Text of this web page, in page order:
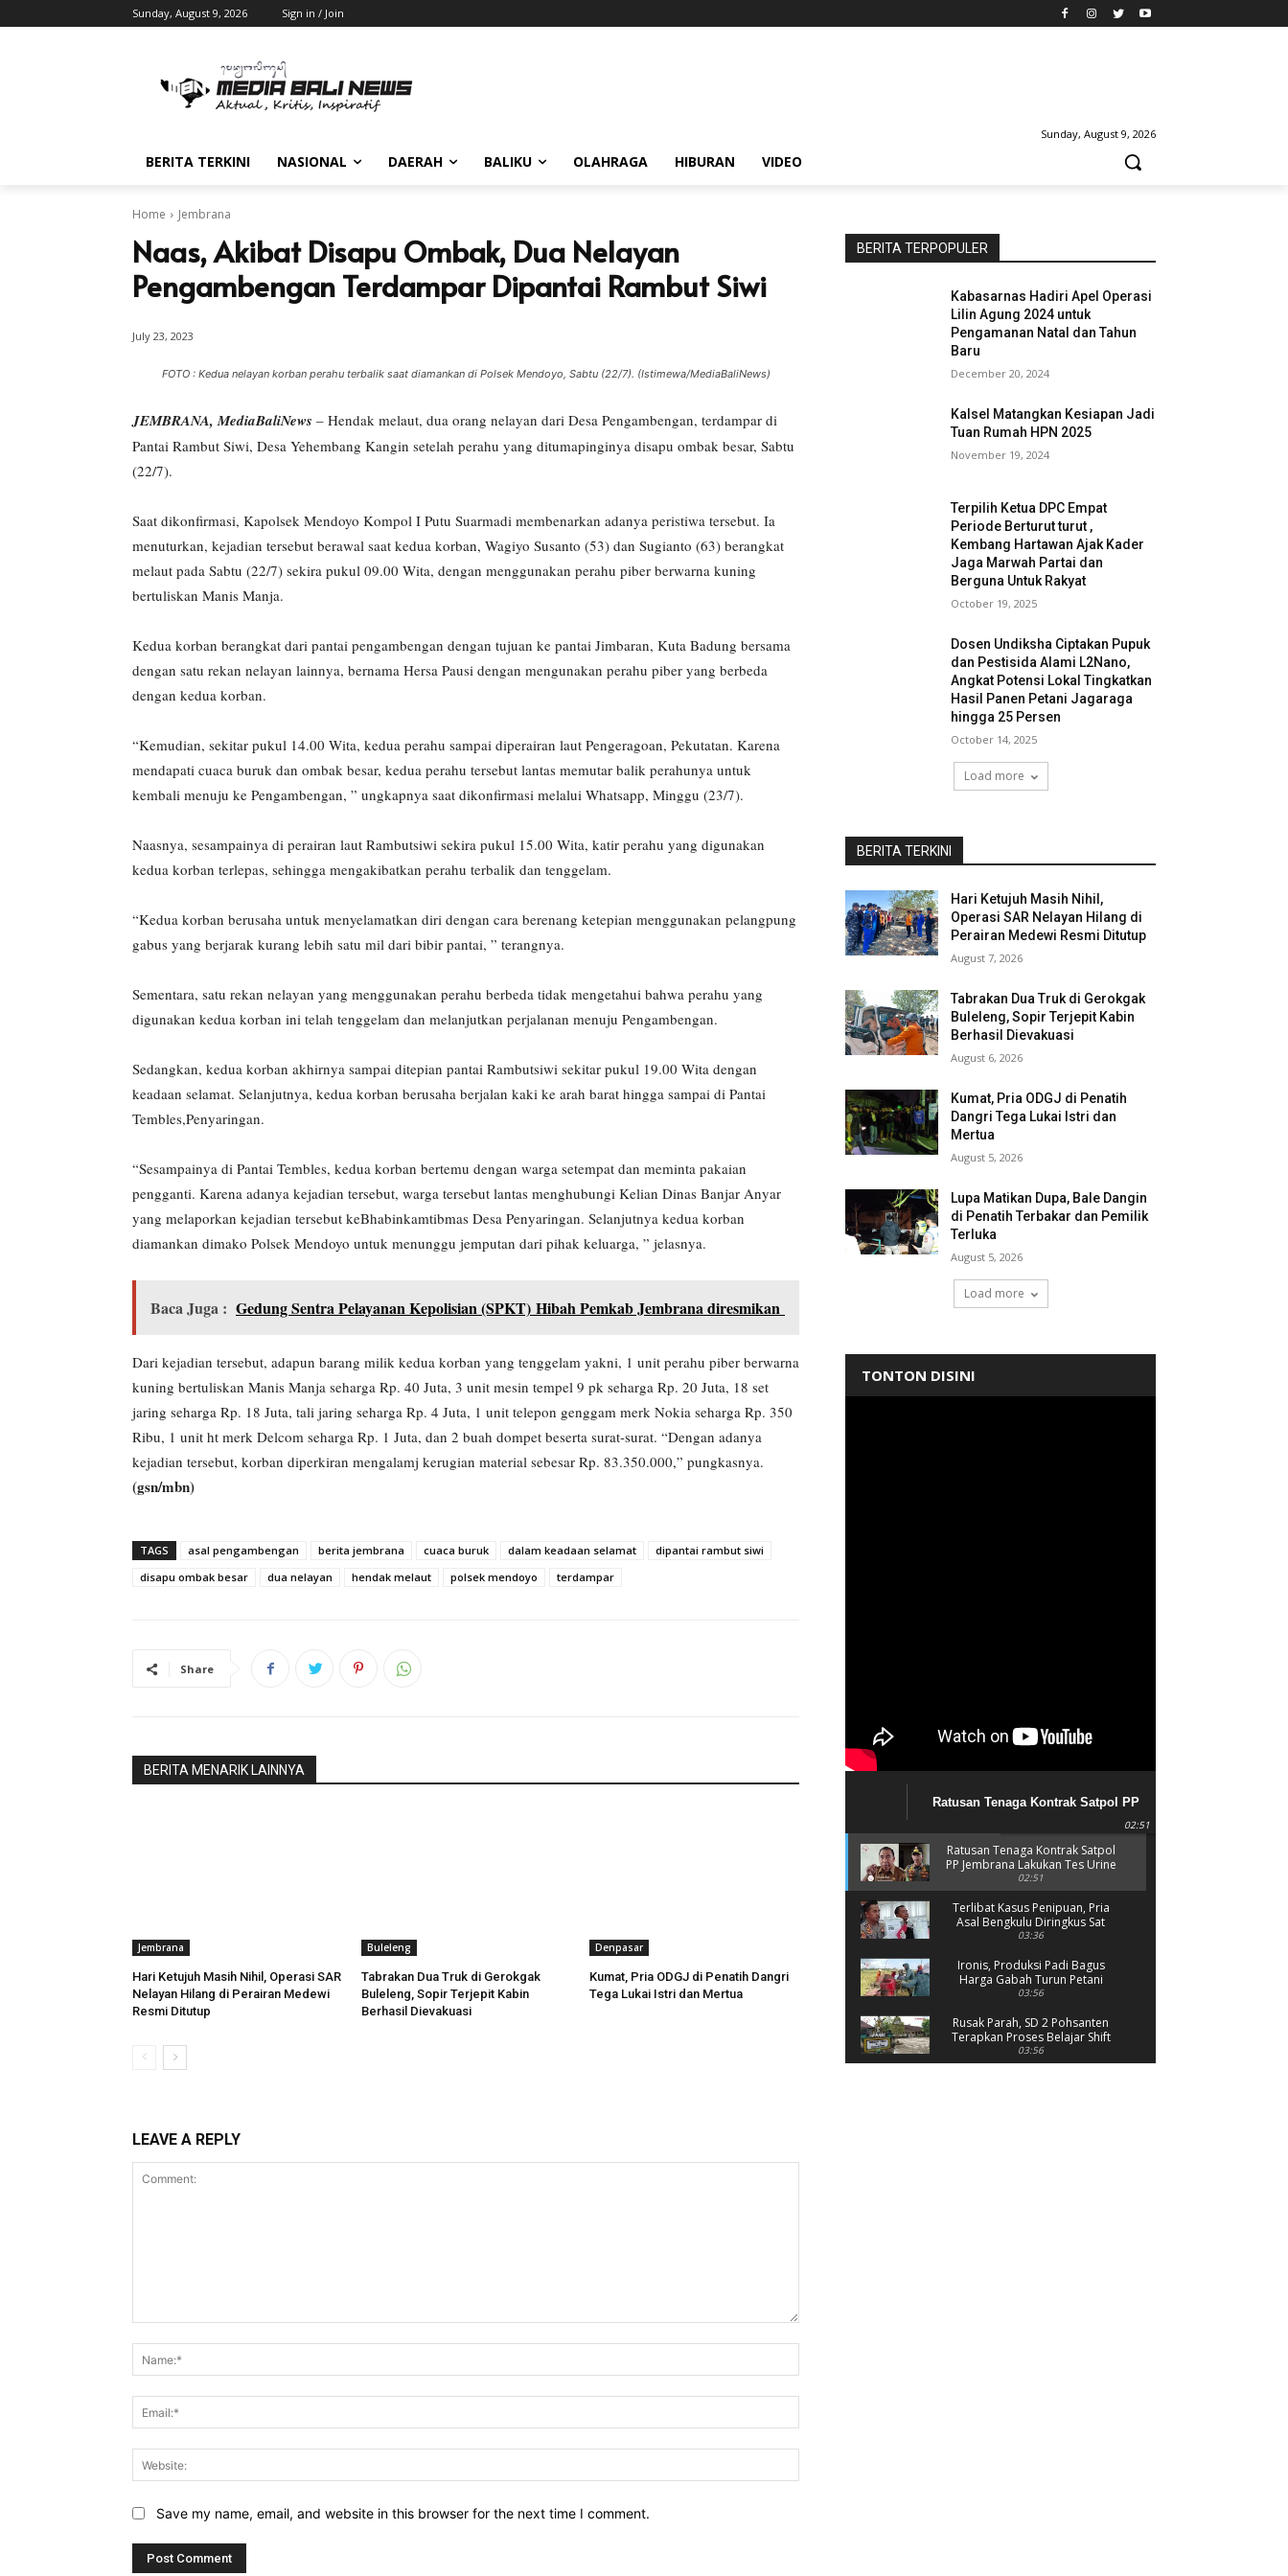
Baca Juga :
Pemerintah Kabupaten Bulungan
Sunday, August 9, 2026 Sign in / Join
Sunday, August 9, 2026
BERITA TERKINI NASIONAL DAERAH BALIKU OLAHRAGA HIBURAN VIDEO
Home Jembrana
Naas, Akibat Disapu Ombak, Dua Nelayan
Pengambengan Terdampar Dipantai Rambut Siwi
July 23, 2023
FOTO : Kedua nelayan korban perahu terbalik saat diamankan di Polsek Mendoyo, Sabtu (22/7). (Istimewa/MediaBaliNews)
JEMBRANA, MediaBaliNews – Hendak melaut, dua orang nelayan dari Desa Pengambengan, terdampar di
Pantai Rambut Siwi, Desa Yehembang Kangin setelah perahu yang ditumapinginya disapu ombak besar, Sabtu
(22/7).
Saat dikonfirmasi, Kapolsek Mendoyo Kompol I Putu Suarmadi membenarkan adanya peristiwa tersebut. Ia
menuturkan, kejadian tersebut berawal saat kedua korban, Wagiyo Susanto (53) dan Sugianto (63) berangkat
melaut pada Sabtu (22/7) sekira pukul 09.00 Wita, dengan menggunakan perahu piber berwarna kuning
bertuliskan Manis Manja.
Kedua korban berangkat dari pantai pengambengan dengan tujuan ke pantai Jimbaran, Kuta Badung bersama
dengan satu rekan nelayan lainnya, bernama Hersa Pausi dengan mengunakan perahu piber yang berbeda
dengan kedua korban.
“Kemudian, sekitar pukul 14.00 Wita, kedua perahu sampai diperairan laut Pengeragoan, Pekutatan. Karena
mendapati cuaca buruk dan ombak besar, kedua perahu tersebut lantas memutar balik perahunya untuk
kembali menuju ke Pengambengan, ” ungkapnya saat dikonfirmasi melalui Whatsapp, Minggu (23/7).
Naasnya, sesampainya di perairan laut Rambutsiwi sekira pukul 15.00 Wita, katir perahu yang digunakan
kedua korban terlepas, sehingga mengakibatkan perahu terbalik dan tenggelam.
“Kedua korban berusaha untuk menyelamatkan diri dengan cara berenang ketepian menggunakan pelangpung
gabus yang berjarak kurang lebih satu mil dari bibir pantai, ” terangnya.
Sementara, satu rekan nelayan yang menggunakan perahu berbeda tidak mengetahui bahwa perahu yang
digunakan kedua korban ini telah tenggelam dan melanjutkan perjalanan menuju Pengambengan.
Sedangkan, kedua korban akhirnya sampai ditepian pantai Rambutsiwi sekitar pukul 19.00 Wita dengan
keadaan selamat. Selanjutnya, kedua korban berusaha berjalan kaki ke arah barat hingga sampai di Pantai
Tembles,Penyaringan.
“Sesampainya di Pantai Tembles, kedua korban bertemu dengan warga setempat dan meminta pakaian
pengganti. Karena adanya kejadian tersebut, warga tersebut lantas menghubungi Kelian Dinas Banjar Anyar
yang melaporkan kejadian tersebut keBhabinkamtibmas Desa Penyaringan. Selanjutnya kedua korban
diamankan dimako Polsek Mendoyo untuk menunggu jemputan dari pihak keluarga, ” jelasnya.
Baca Juga : Gedung Sentra Pelayanan Kepolisian (SPKT) Hibah Pemkab Jembrana diresmikan
Dari kejadian tersebut, adapun barang milik kedua korban yang tenggelam yakni, 1 unit perahu piber berwarna
kuning bertuliskan Manis Manja seharga Rp. 40 Juta, 3 unit mesin tempel 9 pk seharga Rp. 20 Juta, 18 set
jaring seharga Rp. 18 Juta, tali jaring seharga Rp. 4 Juta, 1 unit telepon genggam merk Nokia seharga Rp. 350
Ribu, 1 unit ht merk Delcom seharga Rp. 1 Juta, dan 2 buah dompet beserta surat-surat. “Dengan adanya
kejadian tersebut, korban diperkiran mengalamj kerugian material sebesar Rp. 83.350.000,” pungkasnya.
(gsn/mbn)
TAGS asal pengambengan berita jembrana cuaca buruk dalam keadaan selamat
dipantai rambut siwi
disapu ombak besar
dua nelayan hendak melaut polsek mendoyo terdampar
Share
BERITA MENARIK LAINNYA
Jembrana
Hari Ketujuh Masih Nihil, Operasi SAR
Nelayan Hilang di Perairan Medewi
Resmi Ditutup
Buleleng
Tabrakan Dua Truk di Gerokgak
Buleleng, Sopir Terjepit Kabin
Berhasil Dievakuasi
Denpasar
Kumat, Pria ODGJ di Penatih Dangri
Tega Lukai Istri dan Mertua
LEAVE A REPLY
Save my name, email, and website in this browser for the next time I comment.
BERITA TERPOPULER
Kabasarnas Hadiri Apel Operasi
Lilin Agung 2024 untuk
Pengamanan Natal dan Tahun
Baru
December 20, 2024
Kalsel Matangkan Kesiapan Jadi
Tuan Rumah HPN 2025
November 19, 2024
Terpilih Ketua DPC Empat
Periode Berturut turut ,
Kembang Hartawan Ajak Kader
Jaga Marwah Partai dan
Berguna Untuk Rakyat
October 19, 2025
Dosen Undiksha Ciptakan Pupuk
dan Pestisida Alami L2Nano,
Angkat Potensi Lokal Tingkatkan
Hasil Panen Petani Jagaraga
hingga 25 Persen
October 14, 2025
Load more
BERITA TERKINI
Hari Ketujuh Masih Nihil,
Operasi SAR Nelayan Hilang di
Perairan Medewi Resmi Ditutup
August 7, 2026
Tabrakan Dua Truk di Gerokgak
Buleleng, Sopir Terjepit Kabin
Berhasil Dievakuasi
August 6, 2026
Kumat, Pria ODGJ di Penatih
Dangri Tega Lukai Istri dan
Mertua
August 5, 2026
Lupa Matikan Dupa, Bale Dangin
di Penatih Terbakar dan Pemilik
Terluka
August 5, 2026
Load more
TONTON DISINI
Ratusan Tenaga Kontrak Satpol PP
02:51
Ratusan Tenaga Kontrak Satpol
PP Jembrana Lakukan Tes Urine
02:51
Terlibat Kasus Penipuan, Pria
Asal Bengkulu Diringkus Sat
Reskrim Polres Jembrana
03:36
Ironis, Produksi Padi Bagus
Harga Gabah Turun Petani
Menjerit
03:56
Rusak Parah, SD 2 Pohsanten
Terapkan Proses Belajar Shift
03:56